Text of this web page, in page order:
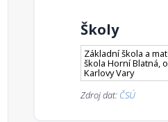
Školy
Základní škola a
škola Horní Blatná,
Karlovy Vary
Zdroj dat: ČSÚ